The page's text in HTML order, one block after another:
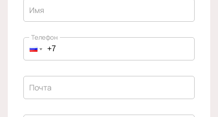
Имя
Телефон
Почта